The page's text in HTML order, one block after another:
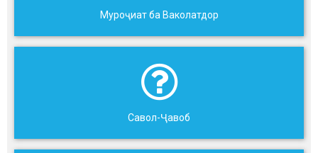
Муроҷиат ба Ваколатдор
Савол-Ҷавоб